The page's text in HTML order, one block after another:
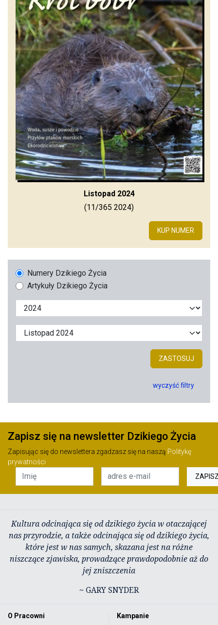
Listopad 2024
(11/365 2024)
KUP NUMER
Numery Dzikiego Życia
Artykuły Dzikiego Życia
ZASTOSUJ
wyczyść filtry
Zapisz się na newsletter Dzikiego Życia
Zapisując się do newslettera zgadzasz się na naszą Politykę
prywatności
Kultura odcinająca się od dzikiego życia w otaczającej
nas przyrodzie, a także odcinająca się od dzikiego życia,
które jest w nas samych, skazana jest na różne
niszczące zjawiska, prowadzące prawdopodobnie aż do
jej zniszczenia
~ GARY SNYDER
O Pracowni
Kampanie